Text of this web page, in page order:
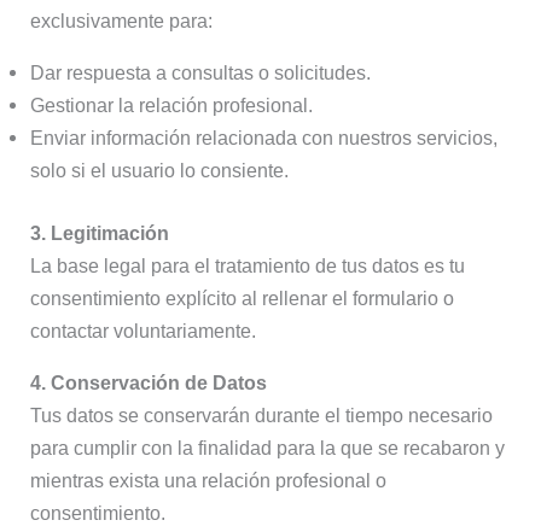
exclusivamente para:
Dar respuesta a consultas o solicitudes.
Gestionar la relación profesional.
Enviar información relacionada con nuestros servicios,
solo si el usuario lo consiente.
3. Legitimación
La base legal para el tratamiento de tus datos es tu
consentimiento explícito al rellenar el formulario o
contactar voluntariamente.
4. Conservación de Datos
Tus datos se conservarán durante el tiempo necesario
para cumplir con la finalidad para la que se recabaron y
mientras exista una relación profesional o
consentimiento.